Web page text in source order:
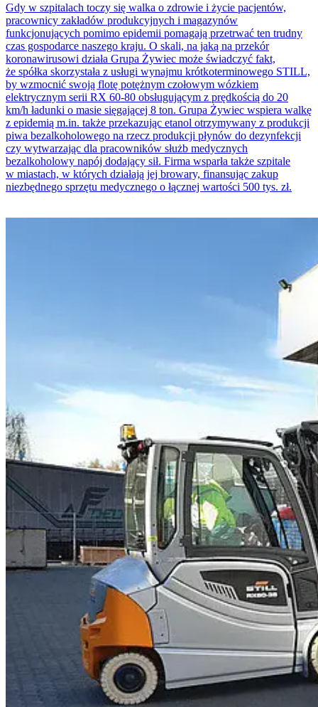
Gdy w szpitalach toczy się walka o zdrowie i życie pacjentów,
pracownicy zakładów produkcyjnych i magazynów
funkcjonujących pomimo epidemii pomagają przetrwać ten trudny
czas gospodarce naszego kraju. O skali, na jaką na przekór
koronawirusowi działa Grupa Żywiec może świadczyć fakt,
że spółka skorzystała z usługi wynajmu krótkoterminowego STILL,
by wzmocnić swoją flotę potężnym czołowym wózkiem
elektrycznym serii RX 60-80 obsługującym z prędkością do 20
km/h ładunki o masie sięgającej 8 ton. Grupa Żywiec wspiera walkę
z epidemią m.in. także przekazując etanol otrzymywany z produkcji
piwa bezalkoholowego na rzecz produkcji płynów do dezynfekcji
czy wytwarzając dla pracowników służb medycznych
bezalkoholowy napój dodający sił. Firma wsparła także szpitale
w miastach, w których działają jej browary, finansując zakup
niezbędnego sprzętu medycznego o łącznej wartości 500 tys. zł.